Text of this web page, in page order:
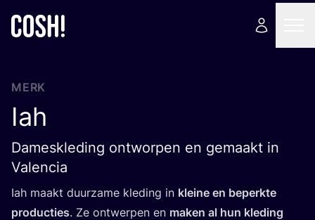
MERK
Iah
Dameskleding ontworpen en gemaakt in
Valencia
Iah maakt duur­za­me kle­ding in klei­ne en beperk­te
pro­duc­ties. Ze ont­wer­pen en maken al hun kle­ding